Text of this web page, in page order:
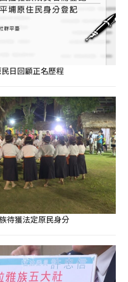
日回顧正名歷程
待獲法定原民身分